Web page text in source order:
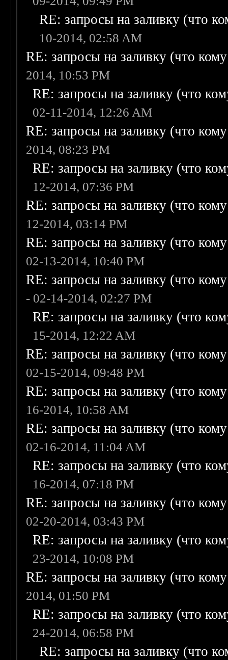
RE: запросы на заливку (что
10-2014, 02:58 AM
RE: запросы на заливку (что
2014, 10:53 PM
RE: запросы на заливку (что
02-11-2014, 12:26 AM
RE: запросы на заливку (что
2014, 08:23 PM
RE: запросы на заливку (что
12-2014, 07:36 PM
RE: запросы на заливку (что
12-2014, 03:14 PM
RE: запросы на заливку (что
02-13-2014, 10:40 PM
RE: запросы на заливку (что
- 02-14-2014, 02:27 PM
RE: запросы на заливку (что
15-2014, 12:22 AM
RE: запросы на заливку (что
02-15-2014, 09:48 PM
RE: запросы на заливку (что
16-2014, 10:58 AM
RE: запросы на заливку (что
02-16-2014, 11:04 AM
RE: запросы на заливку (что
16-2014, 07:18 PM
RE: запросы на заливку (что
02-20-2014, 03:43 PM
RE: запросы на заливку (что
23-2014, 10:08 PM
RE: запросы на заливку (что
2014, 01:50 PM
RE: запросы на заливку (что
24-2014, 06:58 PM
RE: запросы на заливку (что